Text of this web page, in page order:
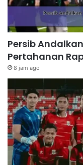
Persib
Pertahanan
8 jam ago